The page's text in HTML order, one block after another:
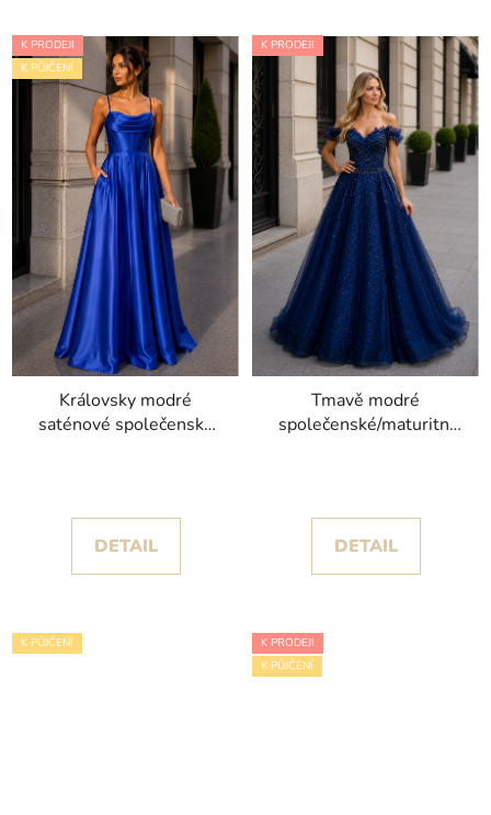
K PRODEJI
K PŮJČENÍ
Královsky modré
saténové společenské
DETAIL
K PRODEJI
Tmavě modré
společenské/maturitní
DETAIL
K PŮJČENÍ
K PRODEJI
K PŮJČENÍ